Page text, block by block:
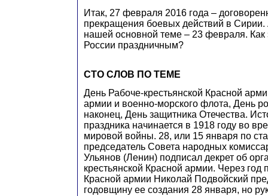
Итак, 27 февраля 2016 года –
прекращения боевых действий в Сирии.
нашей основной теме – 23 февраля. Как
России праздничным?
СТО СЛОВ ПО ТЕМЕ
День Рабоче-крестьянской Красной
армии и военно-морского флота, День
наконец, День защитника Отечества.
праздника начинается в 1918 году во
мировой войны. 28, или 15 января по
председатель Совета народных
Ульянов (Ленин) подписал декрет об
крестьянской Красной армии. Через год
Красной армии Николай Подвойский
годовщину ее создания 28 января, но